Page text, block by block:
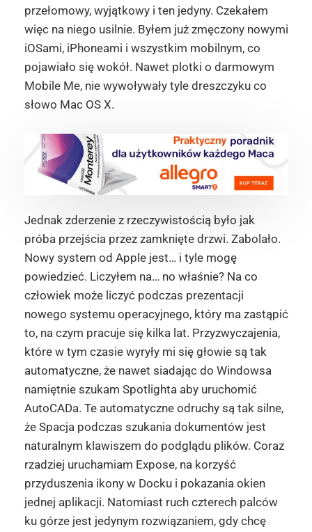
przełomowy, wyjątkowy i ten jedyny. Czekałem
więc na niego usilnie. Byłem już zmęczony nowymi
iOSami, iPhoneami i wszystkim mobilnym, co
pojawiało się wokół. Nawet plotki o darmowym
Mobile Me, nie wywoływały tyle dreszczyku co
słowo Mac OS X.
Jednak zderzenie z rzeczywistością było jak
próba przejścia przez zamknięte drzwi. Zabolało.
Nowy system od Apple jest… i tyle mogę
powiedzieć. Liczyłem na… no właśnie? Na co
człowiek może liczyć podczas prezentacji
nowego systemu operacyjnego, który ma zastąpić
to, na czym pracuje się kilka lat. Przyzwyczajenia,
które w tym czasie wyryły mi się głowie są tak
automatyczne, że nawet siadając do Windowsa
namiętnie szukam Spotlighta aby uruchomić
AutoCADa. Te automatyczne odruchy są tak silne,
że Spacja podczas szukania dokumentów jest
naturalnym klawiszem do podglądu plików. Coraz
rzadziej uruchamiam Expose, na korzyść
przyduszenia ikony w Docku i pokazania okien
jednej aplikacji. Natomiast ruch czterech palców
ku górze jest jedynym rozwiązaniem, gdy chcę